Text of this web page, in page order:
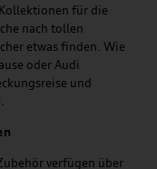
für die
nach tollen
etwas finden. Wie
oder Audi
und
verfügen über